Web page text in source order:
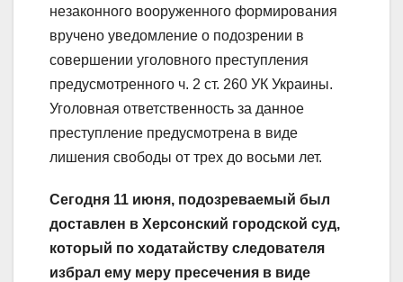
незаконного вооруженного формирования
вручено уведомление о подозрении в
совершении уголовного преступления
предусмотренного ч. 2 ст. 260 УК Украины.
Уголовная ответственность за данное
преступление предусмотрена в виде
лишения свободы от трех до восьми лет.
Сегодня 11 июня, подозреваемый был
доставлен в Херсонский городской суд,
который по ходатайству следователя
избрал ему меру пресечения в виде